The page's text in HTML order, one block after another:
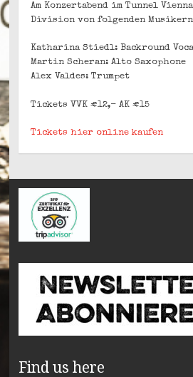
Am Konzertabend im Tunnel
Division von folgenden
Katharina Stiedl: Backround
Martin Scheran: Alto Saxophone
Alex Valdes: Trumpet
Tickets VVK €12,- AK €15
Tickets hier online kaufen
Find us here